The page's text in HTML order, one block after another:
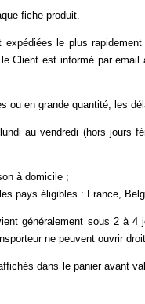
fiche produit.
expédiées le plus
Client est informé par
ou en grande quantité, les
au vendredi (hors jours
à domicile ;
pays éligibles : France,
généralement sous 2 à
ne peuvent ouvrir
dans le panier avant